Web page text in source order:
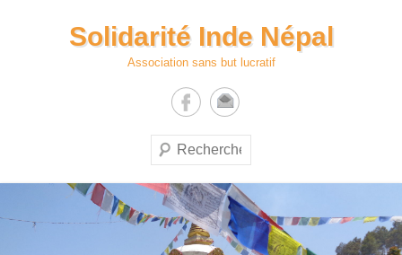
Solidarité Inde Népal
Association sans but lucratif
Recherche